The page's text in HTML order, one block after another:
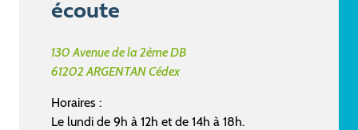
écoute
130 Avenue de la 2ème DB
61202ARGENTAN Cédex
Horaires :
Le lundi de 9h à 12h et de 14h à 18h.